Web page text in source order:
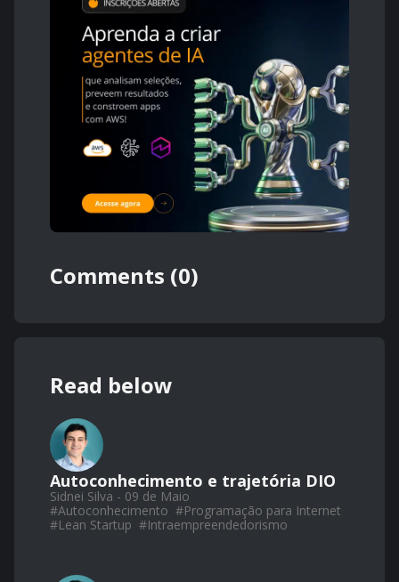
Comments (0)
Read below
Autoconhecimento e trajetória DIO
Sidnei Silva - 09 de Maio
#Autoconhecimento #Programação para Internet
#Lean Startup #Intraempreendedorismo